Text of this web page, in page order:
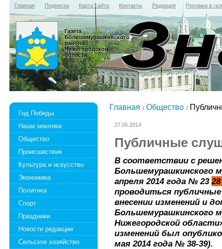
Главная Подписка Карта сайта Контакты Редакция Реклама в
Газета
Большемурашкинского
района
Нижегородской
области
Год Победы
Наши земляки
Общество
Происшествия
Культура и искусство
Экономика
Политика
Спорт
Праздники
Новости редакции
Сельское хозяйство
Главная Общество
27.05.2014
Публичные
В соответствии с
Большемурашкинского
апреля 2014 года № 23
проводиться
внесении изменений и
Большемурашкинского
Нижегородской
изменений был
мая 2014 года № 38-39).